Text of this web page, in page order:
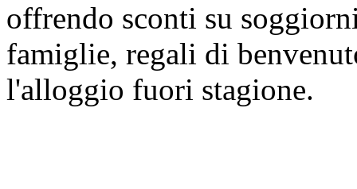
offrendo sconti su
famiglie, regali di
l'alloggio fuori stagione.